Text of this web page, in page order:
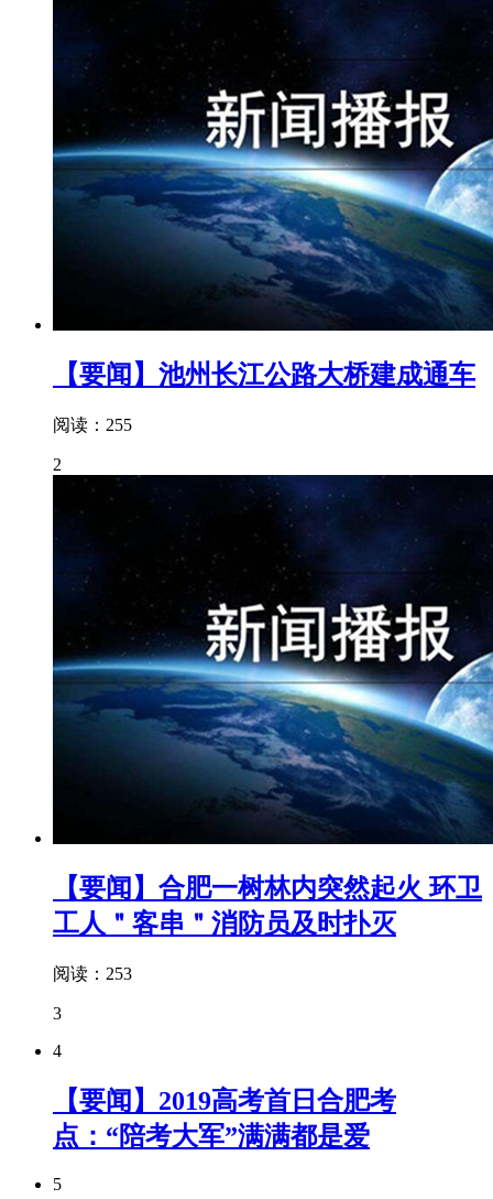
【要闻】池州长江公路大桥建成通车
阅读：255
2
【要闻】合肥一树林内突然起火 环卫
工人＂客串＂消防员及时扑灭
阅读：253
3
4
【要闻】2019高考首日合肥考
点：“陪考大军”满满都是爱
5